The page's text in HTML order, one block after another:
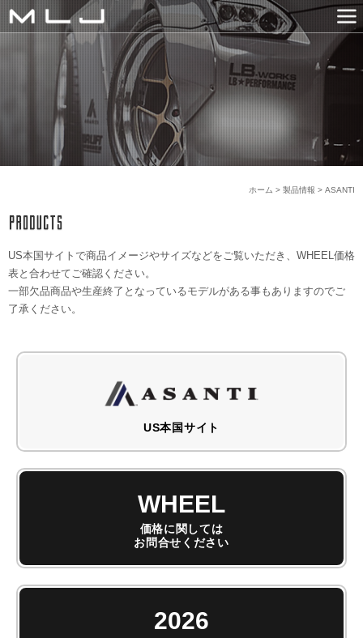
MLJ / Lexani(レク
PRODUCTS
GALLERY
NEWS
COMPANY
CONTACT US
LINK
ASANTI
製品情報 >
ホーム >
US本国サイトで商品イメージやサイズなどをご覧いただき、WHEEL価格
表と合わせてご確認ください。
一部欠品商品や生産終了となっているモデルがある事もありますのでご
了承ください。
US本国サイト
WHEEL
価格に関しては
お問合せください
2026